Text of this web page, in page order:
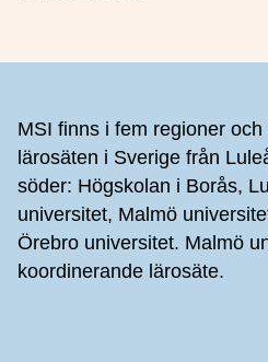
MSI finns i fem regioner
lärosäten i Sverige från
söder: Högskolan i Borås,
universitet, Malmö
Örebro universitet. Malmö
koordinerande lärosäte.